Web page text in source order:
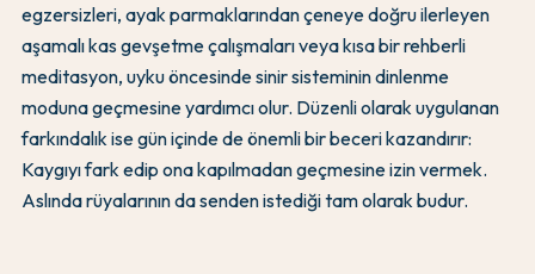
egzersizleri, ayak parmaklarından çeneye doğru ilerleyen
aşamalı kas gevşetme çalışmaları veya kısa bir rehberli
meditasyon, uyku öncesinde sinir sisteminin dinlenme
moduna geçmesine yardımcı olur. Düzenli olarak uygulanan
farkındalık ise gün içinde de önemli bir beceri kazandırır:
Kaygıyı fark edip ona kapılmadan geçmesine izin vermek.
Aslında rüyalarının da senden istediği tam olarak budur.